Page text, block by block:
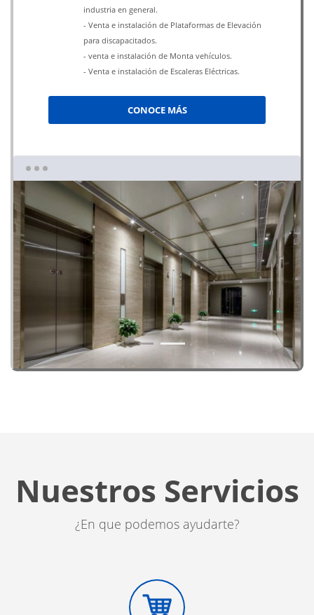
industria en general.
- Venta e instalación de Plataformas de Elevación
para discapacitados.
- venta e instalación de Monta vehículos.
- Venta e instalación de Escaleras Eléctricas.
CONOCE MÁS
1 2
Nuestros Servicios
¿En que podemos ayudarte?